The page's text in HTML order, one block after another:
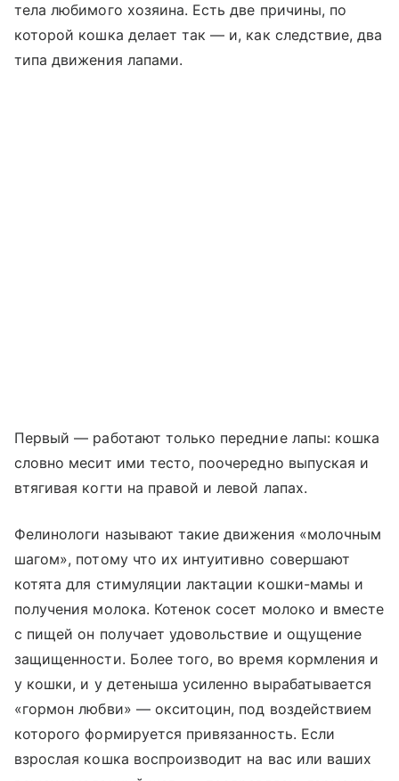
тела любимого хозяина. Есть две причины, по
которой кошка делает так — и, как следствие, два
типа движения лапами.
Первый — работают только передние лапы: кошка
словно месит ими тесто, поочередно выпуская и
втягивая когти на правой и левой лапах.
Фелинологи называют такие движения «молочным
шагом», потому что их интуитивно совершают
котята для стимуляции лактации кошки-мамы и
получения молока. Котенок сосет молоко и вместе
с пищей он получает удовольствие и ощущение
защищенности. Более того, во время кормления и
у кошки, и у детеныша усиленно вырабатывается
«гормон любви» — окситоцин, под воздействием
которого формируется привязанность. Если
взрослая кошка воспроизводит на вас или ваших